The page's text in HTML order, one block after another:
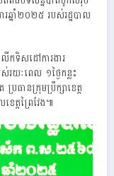
ឆ្នាំ២០២៥ របស់រដ្ឋបាល
កទិសដៅការងារ
រយៈពេល ១ថ្ងៃកន្លះ
ធានក្រុមប្រឹក្សាខេត្ត
តព្រៃវែង៕